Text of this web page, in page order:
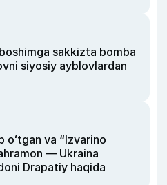
sakkizta bomba
siyosiy ayblovlardan
oʻtgan va “Izvarino
— Ukraina
Drapatiy haqida